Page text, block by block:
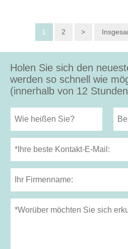
1 2 >
Holen Sie sich den
werden so schnell wie
(innerhalb von 12